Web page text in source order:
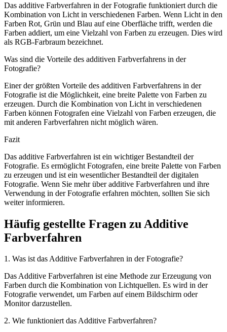
Das additive Farbverfahren in der Fotografie funktioniert durch die
Kombination von Licht in verschiedenen Farben. Wenn Licht in den
Farben Rot, Grün und Blau auf eine Oberfläche trifft, werden die
Farben addiert, um eine Vielzahl von Farben zu erzeugen. Dies wird
als RGB-Farbraum bezeichnet.
Was sind die Vorteile des additiven Farbverfahrens in der
Fotografie?
Einer der größten Vorteile des additiven Farbverfahrens in der
Fotografie ist die Möglichkeit, eine breite Palette von Farben zu
erzeugen. Durch die Kombination von Licht in verschiedenen
Farben können Fotografen eine Vielzahl von Farben erzeugen, die
mit anderen Farbverfahren nicht möglich wären.
Fazit
Das additive Farbverfahren ist ein wichtiger Bestandteil der
Fotografie. Es ermöglicht Fotografen, eine breite Palette von Farben
zu erzeugen und ist ein wesentlicher Bestandteil der digitalen
Fotografie. Wenn Sie mehr über additive Farbverfahren und ihre
Verwendung in der Fotografie erfahren möchten, sollten Sie sich
weiter informieren.
Häufig gestellte Fragen zu Additive
Farbverfahren
1. Was ist das Additive Farbverfahren in der Fotografie?
Das Additive Farbverfahren ist eine Methode zur Erzeugung von
Farben durch die Kombination von Lichtquellen. Es wird in der
Fotografie verwendet, um Farben auf einem Bildschirm oder
Monitor darzustellen.
2. Wie funktioniert das Additive Farbverfahren?